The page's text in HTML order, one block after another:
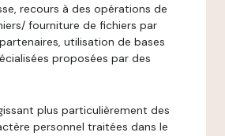
recours à des opérations de
fourniture de fichiers par
utilisation de bases
proposées par des
plus particulièrement des
personnel traitées dans le